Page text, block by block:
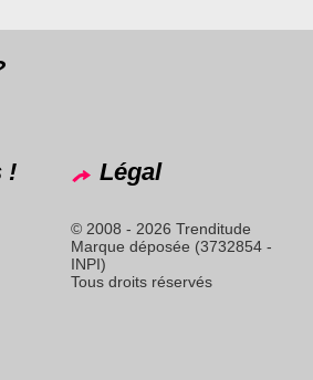
! Légal
© 2008 - 2026 Trenditude
Marque déposée (3732854 -
INPI)
Tous droits réservés